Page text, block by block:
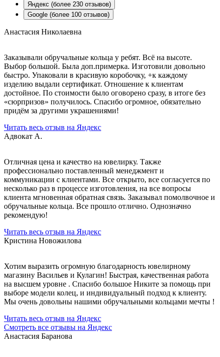
Яндекс (более 230 отзывов)
Google (более 100 отзывов)
Анастасия Николаевна
Заказывали обручальные кольца у ребят. Всё на высоте.
Выбор большой. Была доп.примерка. Изготовили довольно
быстро. Упаковали в красивую коробочку, +к каждому
изделию выдали сертификат. Отношение к клиентам
достойное. По стоимости было оговорено сразу, в итоге без
«сюрпризов» получилось. Спасибо огромное, обязательно
придём за другими украшениями!
Читать весь отзыв на Яндекс
Адвокат А.
Отличная цена и качество на ювелирку. Также
профессионально поставленный менеджмент и
коммуникации с клиентами. Все открыто, все согласуется по
несколько раз в процессе изготовления, на все вопросы
клиента мгновенная обратная связь. Заказывал помолвочное и
обручальные кольца. Все прошло отлично. Однозначно
рекомендую!
Читать весь отзыв на Яндекс
Кристина Новожилова
Хотим выразить огромную благодарность ювелирному
магазину Васильев и Кулагин! Быстрая, качественная работа
на высшем уровне . Спасибо большое Никите за помощь при
выборе модели колец, и индивидуальный подход к клиенту.
Мы очень довольны нашими обручальными кольцами мечты !
Читать весь отзыв на Яндекс
Смотреть все отзывы на Яндекс
Анастасия Баранова